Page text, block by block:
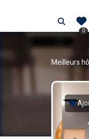
Search
0
Meilleurs